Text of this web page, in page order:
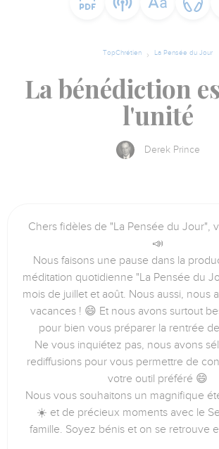
TopChrétien La Pensée du Jour
La bénédiction
l'unité
Derek Prince
Chers fidèles de "La Pensée du Jour",
📣
Nous faisons une pause dans la
méditation quotidienne "La Pensée du
mois de juillet et août. Nous aussi, nous
vacances ! 😄 Et nous avons surtout
pour bien vous préparer la rentrée
Ne vous inquiétez pas, nous avons
rediffusions pour vous permettre de
votre outil préféré 😄
Nous vous souhaitons un magnifique
☀️ et de précieux moments avec le
famille. Soyez bénis et on se retrouve